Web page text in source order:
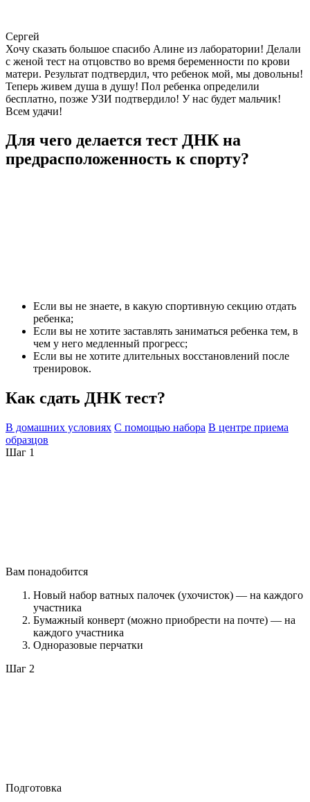
Сергей
Хочу сказать большое спасибо Алине из лаборатории! Делали
с женой тест на отцовство во время беременности по крови
матери. Результат подтвердил, что ребенок мой, мы довольны!
Теперь живем душа в душу! Пол ребенка определили
бесплатно, позже УЗИ подтвердило! У нас будет мальчик!
Всем удачи!
Для чего делается тест ДНК на
предрасположенность к спорту?
Если вы не знаете, в какую спортивную секцию отдать
ребенка;
Если вы не хотите заставлять заниматься ребенка тем, в
чем у него медленный прогресс;
Если вы не хотите длительных восстановлений после
тренировок.
Как сдать ДНК тест?
В домашних условиях С помощью набора В центре приема
образцов
Шаг 1
Вам понадобится
Новый набор ватных палочек (ухочисток) — на каждого
участника
Бумажный конверт (можно приобрести на почте) — на
каждого участника
Одноразовые перчатки
Шаг 2
Подготовка